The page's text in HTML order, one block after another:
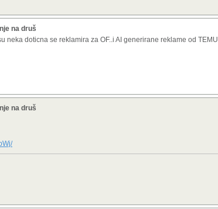
na druš
neka doticna se reklamira za OF..i AI generirane reklame od TEMU
na druš